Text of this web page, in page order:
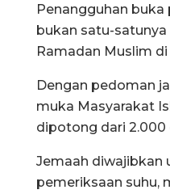
Penangguhan
bukan satu-satunya
Ramadan Muslim
Dengan pedoman
muka Masyarakat
dipotong dari 2.000
Jemaah diwajibkan
pemeriksaan suhu,